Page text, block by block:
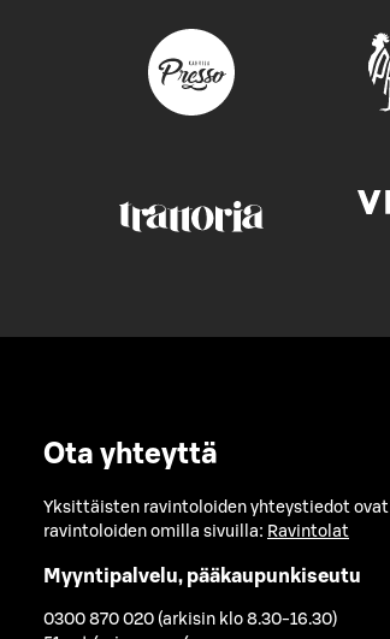
Ota yhteyttä
Yksittäisten ravintoloiden yhteystiedot ovat
ravintoloiden omilla sivuilla: Ravintolat
Myyntipalvelu, pääkaupunkiseutu
0300 870 020 (arkisin klo 8.30-16.30)